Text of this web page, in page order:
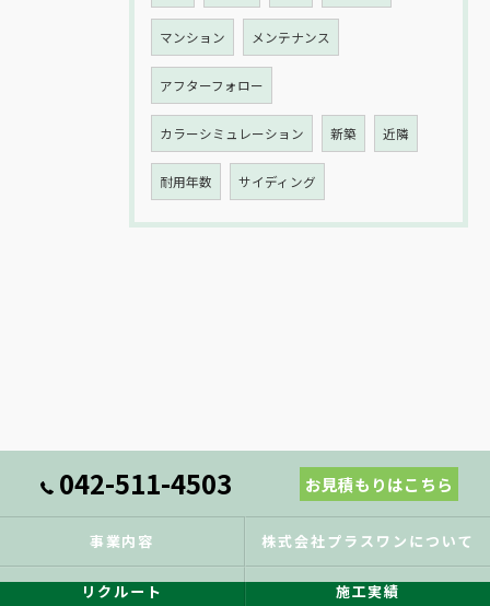
マンション メンテナンス
アフターフォロー
カラーシミュレーション 新築 近隣
耐用年数 サイディング
042-511-4503 お見積もりはこちら
事業内容 株式会社プラスワンについて
リクルート 施工実績